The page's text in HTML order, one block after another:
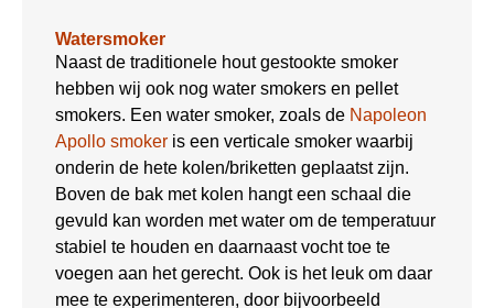
Watersmoker
Naast de traditionele hout gestookte smoker
hebben wij ook nog water smokers en pellet
smokers. Een water smoker, zoals de Napoleon
Apollo smoker is een verticale smoker waarbij
onderin de hete kolen/briketten geplaatst zijn.
Boven de bak met kolen hangt een schaal die
gevuld kan worden met water om de temperatuur
stabiel te houden en daarnaast vocht toe te
voegen aan het gerecht. Ook is het leuk om daar
mee te experimenteren, door bijvoorbeeld